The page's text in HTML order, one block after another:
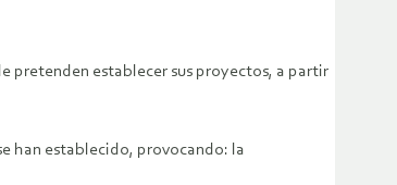
pretenden establecer sus proyectos, a partir
han establecido, provocando: la